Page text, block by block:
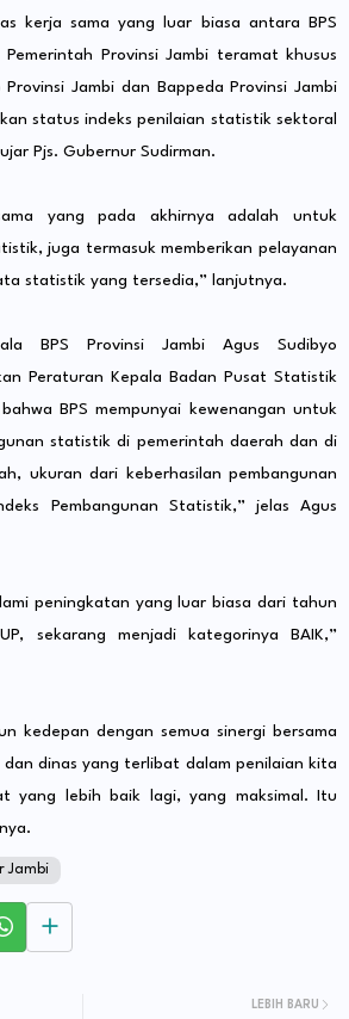
kerja sama yang luar biasa antara BPS
Pemerintah Provinsi Jambi teramat khusus
Jambi dan Bappeda Provinsi Jambi
status indeks penilaian statistik sektoral
Pjs. Gubernur Sudirman.
yang pada akhirnya adalah untuk
juga termasuk memberikan pelayanan
statistik yang tersedia,” lanjutnya.
BPS Provinsi Jambi Agus Sudibyo
Peraturan Kepala Badan Pusat Statistik
BPS mempunyai kewenangan untuk
statistik di pemerintah daerah dan di
ukuran dari keberhasilan pembangunan
Pembangunan Statistik,” jelas Agus
peningkatan yang luar biasa dari tahun
sekarang menjadi kategorinya BAIK,”
kedepan dengan semua sinergi bersama
dan dinas yang terlibat dalam penilaian kita
yang lebih baik lagi, yang maksimal. Itu
Jambi
LEBIH BARU